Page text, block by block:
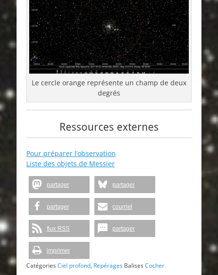
Le cercle orange représente un champ de deux
degrés
Ressources externes
Pour préparer l’observation
Liste des objets de Messier
partager partager
partager courriel
flux RSS partager
imprimer
CatégoriesCiel profond, Repérages BalisesCocher